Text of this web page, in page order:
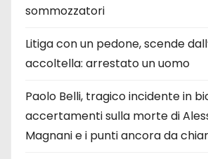
sommozzatori
Litiga con un pedone, scende
accoltella: arrestato un uomo
Paolo Belli, tragico incidente in
accertamenti sulla morte di
Magnani e i punti ancora da